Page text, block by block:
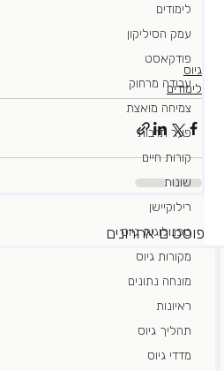
לימודים
עמק הסיליקון
פודקאסט
עבודה מרחוק
צמיחה מואצת
פער תרבות
קורות חיים
שונות
רילוקיישן
טכנולוגית גיוס
מקורות גיוס
מונחה נתונים
ראיונות
תהליך גיוס
מדדי גיוס
גיוס
לימודים
פוסטים אחרונים